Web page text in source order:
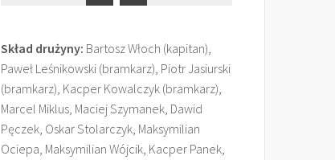
Skład drużyny: Bartosz Włoch (kapitan),
Paweł Leśnikowski (bramkarz), Piotr Jasiurski
(bramkarz), Kacper Kowalczyk (bramkarz),
Marcel Miklus, Maciej Szymanek, Dawid
Pęczek, Oskar Stolarczyk, Maksymilian
Ociepa, Maksymilian Wójcik, Kacper Panek,